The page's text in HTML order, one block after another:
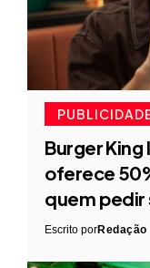
Burger King
oferece
quem pedir
Escrito porRedação